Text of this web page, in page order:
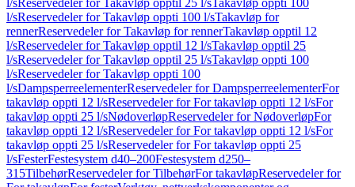
l/sReservedeler for Takavløp opptil 25 l/sTakavløp oppti 100
l/sReservedeler for Takavløp oppti 100 l/sTakavløp for
rennerReservedeler for Takavløp for rennerTakavløp opptil 12
l/sReservedeler for Takavløp opptil 12 l/sTakavløp opptil 25
l/sReservedeler for Takavløp opptil 25 l/sTakavløp oppti 100
l/sReservedeler for Takavløp oppti 100
l/sDampsperreelementerReservedeler for DampsperreelementerFor
takavløp oppti 12 l/sReservedeler for For takavløp oppti 12 l/sFor
takavløp oppti 25 l/sNødoverløpReservedeler for NødoverløpFor
takavløp oppti 12 l/sReservedeler for For takavløp oppti 12 l/sFor
takavløp oppti 25 l/sReservedeler for For takavløp oppti 25
l/sFesterFestesystem d40–200Festesystem d250–
315TilbehørReservedeler for TilbehørFor takavløpReservedeler for